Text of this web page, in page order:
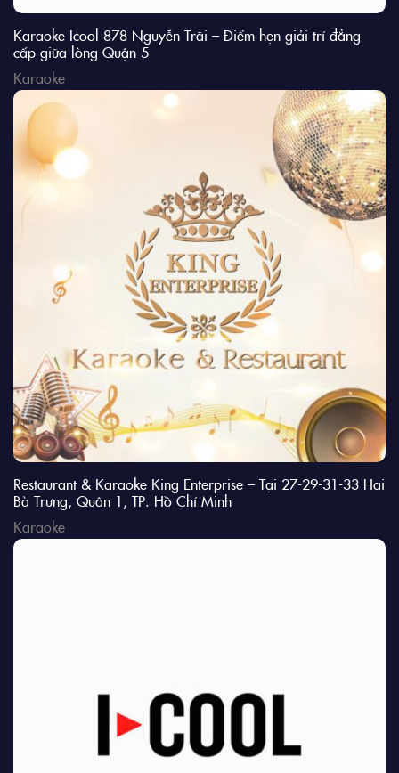
Karaoke Icool 878 Nguyễn Trãi – Điểm hẹn giải trí đẳng
cấp giữa lòng Quận 5
Karaoke
Restaurant & Karaoke King Enterprise – Tại 27-29-31-33 Hai
Bà Trưng, Quận 1, TP. Hồ Chí Minh
Karaoke